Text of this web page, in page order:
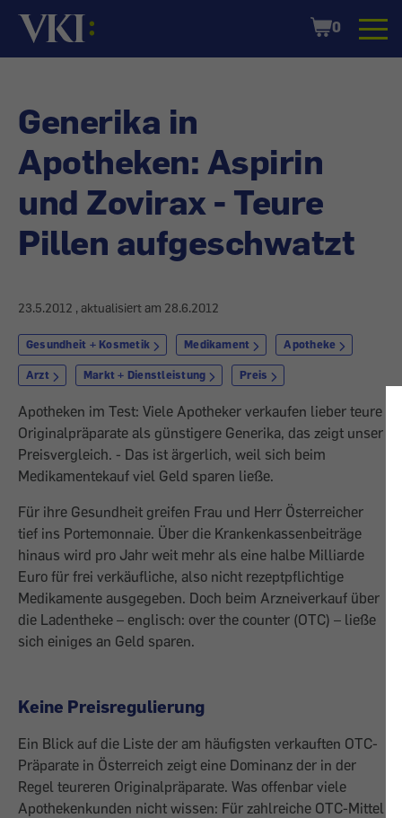
Startseite
Shopping
Cart
0
Generika in
Apotheken: Aspirin
und Zovirax - Teure
Pillen aufgeschwatzt
23.5.2012 , aktualisiert am 28.6.2012
Gesundheit + Kosmetik Medikament Apotheke
Arzt Markt + Dienstleistung Preis
Apotheken im Test: Viele Apotheker verkaufen lieber teure
Originalpräparate als günstigere Generika, das zeigt unser
Preisvergleich. - Das ist ärgerlich, weil sich beim
Medikamentekauf viel Geld sparen ließe.
Für ihre Gesundheit greifen Frau und Herr Österreicher
tief ins Portemonnaie. Über die Krankenkassenbeiträge
hinaus wird pro Jahr weit mehr als eine halbe Milliarde
Euro für frei verkäufliche, also nicht rezeptpflichtige
Medikamente ausgegeben. Doch beim Arzneiverkauf über
die Ladentheke – englisch: over the counter (OTC) – ließe
sich einiges an Geld sparen.
Keine Preisregulierung
Ein Blick auf die Liste der am häufigsten verkauften OTC-
Präparate in Österreich zeigt eine Dominanz der in der
Regel teureren Originalpräparate. Was offenbar viele
Apothekenkunden nicht wissen: Für zahlreiche OTC-Mittel